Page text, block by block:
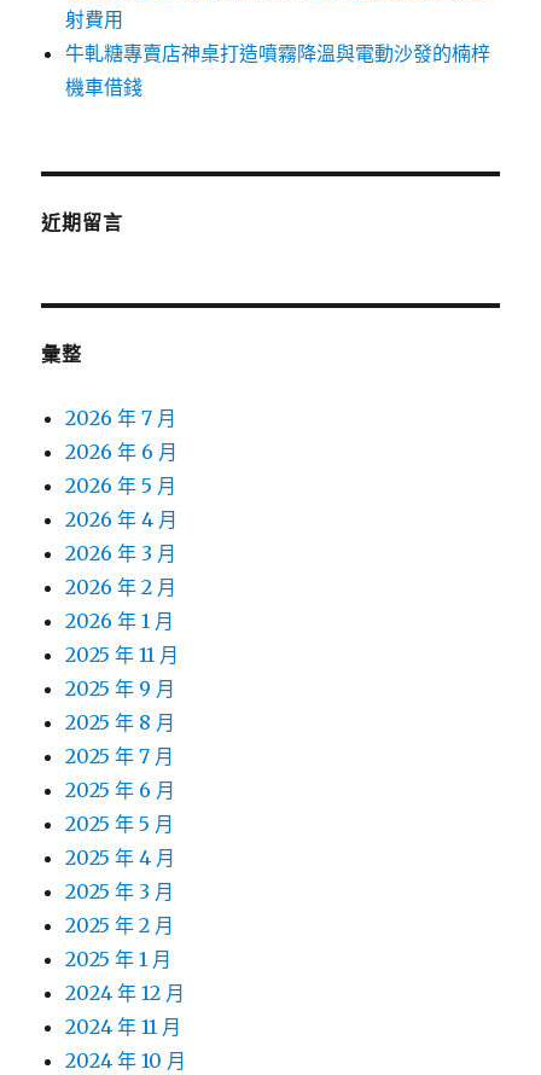
射費用
牛軋糖專賣店神桌打造噴霧降溫與電動沙發的楠梓
機車借錢
近期留言
彙整
2026 年 7 月
2026 年 6 月
2026 年 5 月
2026 年 4 月
2026 年 3 月
2026 年 2 月
2026 年 1 月
2025 年 11 月
2025 年 9 月
2025 年 8 月
2025 年 7 月
2025 年 6 月
2025 年 5 月
2025 年 4 月
2025 年 3 月
2025 年 2 月
2025 年 1 月
2024 年 12 月
2024 年 11 月
2024 年 10 月